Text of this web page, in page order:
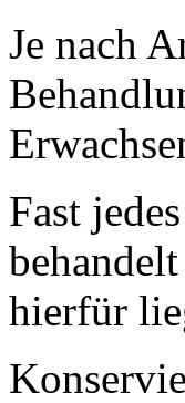
Je nach
Fast
hierfür